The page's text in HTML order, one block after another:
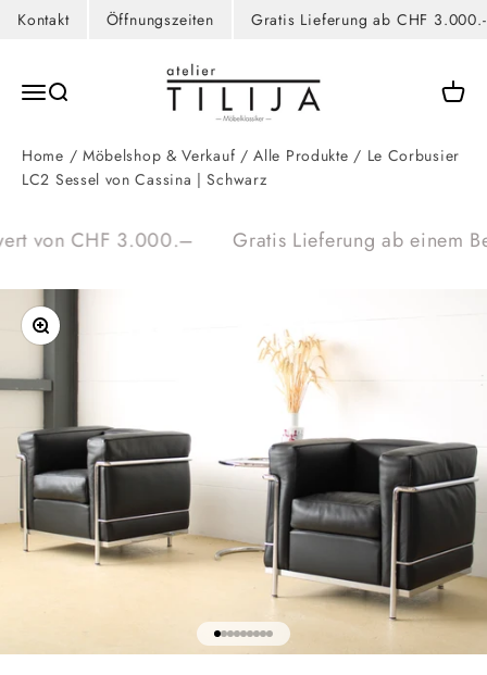
Kontakt Öffnungszeiten
Gratis Lieferung ab CHF 3.000.-
Navigationsmenü öffnen
Suche öffnen
atelier TILIJA
Home / Möbelshop & Verkauf /Alle Produkte / Le Corbusier
LC2 Sessel von Cassina | Schwarz
von CHF 3.000.– Gratis Lieferung ab einem
Bild vergrößern
Gehe zu Element 1
Gehe zu Element 2
Gehe zu Element 3
Gehe zu Element 4
Gehe zu Element 5
Gehe zu Element 6
Gehe zu Element 7
Gehe zu Element 8
Gehe zu Element 9